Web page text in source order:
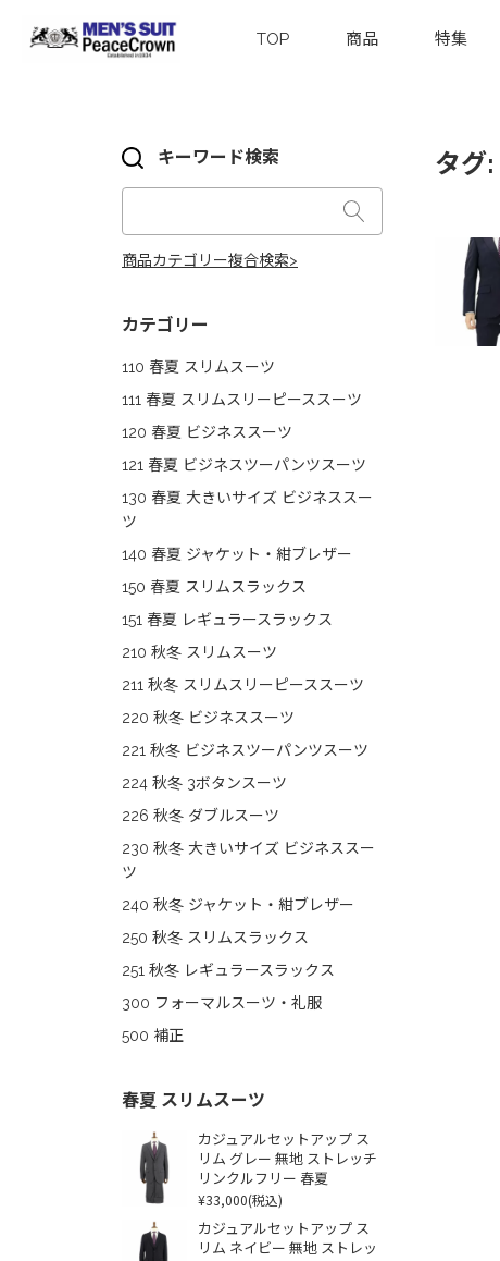
TOP 商品 特集
タグ:
キーワード検索
商品カテゴリー複合検索>
カテゴリー
110 春夏 スリムスーツ
111 春夏 スリムスリーピーススーツ
120 春夏 ビジネススーツ
121 春夏 ビジネスツーパンツスーツ
130 春夏 大きいサイズ ビジネススー
ツ
140 春夏 ジャケット・紺ブレザー
150 春夏 スリムスラックス
151 春夏 レギュラースラックス
210 秋冬 スリムスーツ
211 秋冬 スリムスリーピーススーツ
220 秋冬 ビジネススーツ
221 秋冬 ビジネスツーパンツスーツ
224 秋冬 3ボタンスーツ
226 秋冬 ダブルスーツ
230 秋冬 大きいサイズ ビジネススー
ツ
240 秋冬 ジャケット・紺ブレザー
250 秋冬 スリムスラックス
251 秋冬 レギュラースラックス
300 フォーマルスーツ・礼服
500 補正
春夏 スリムスーツ
カジュアルセットアップ ス
リム グレー 無地 ストレッチ
リンクルフリー 春夏
¥33,000(税込)
カジュアルセットアップ ス
リム ネイビー 無地 ストレッ